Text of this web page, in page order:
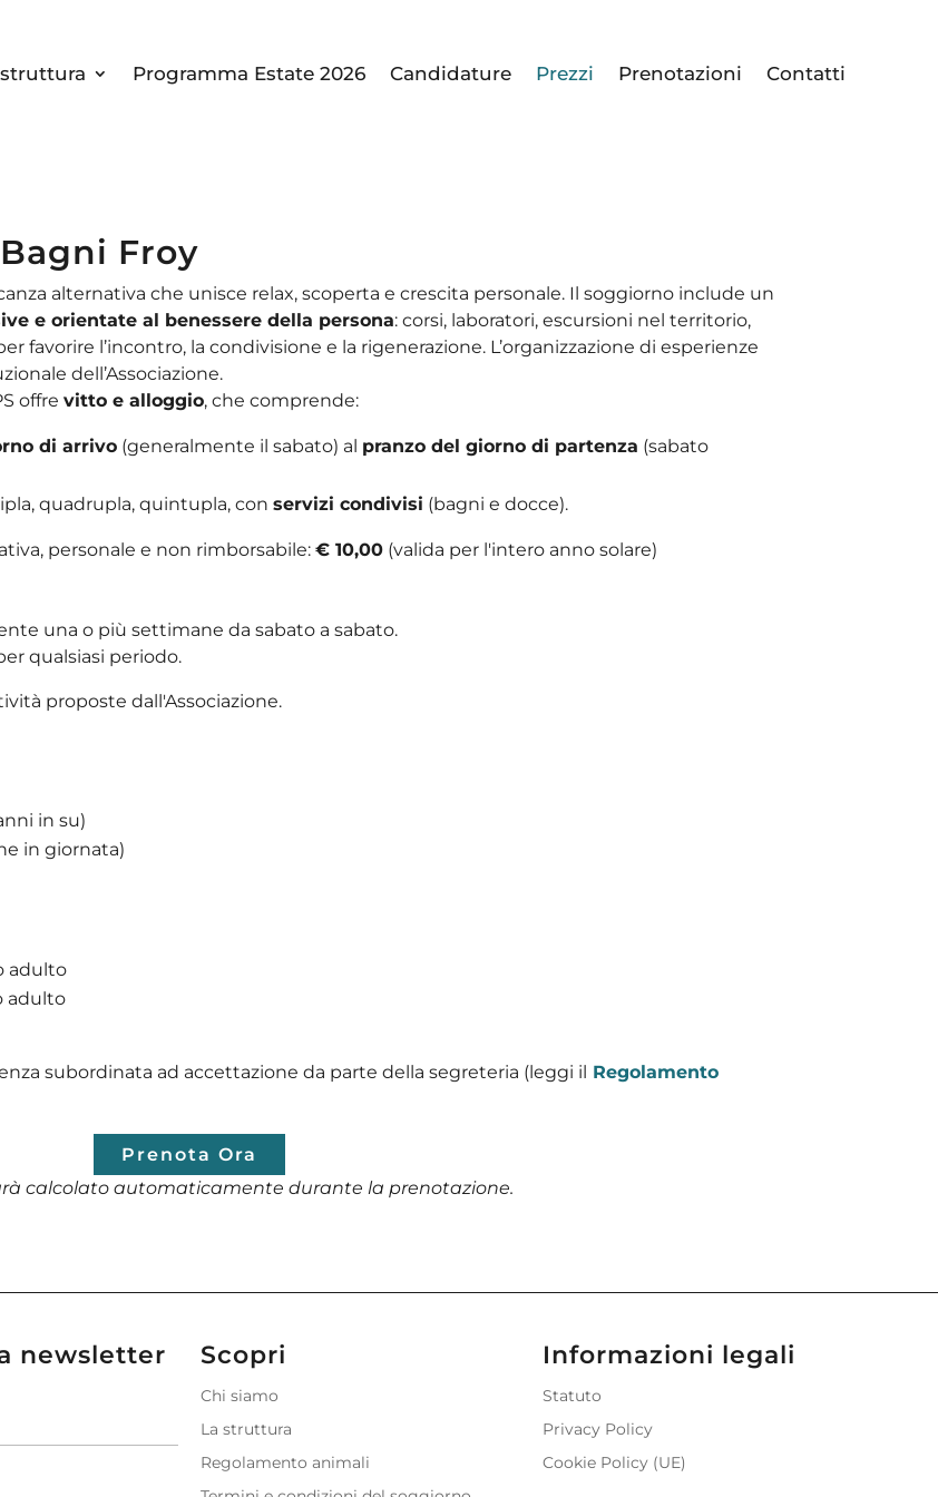
Programma Estate 2026 Candidature Prezzi Prenotazioni Contatti
Froy
alternativa che unisce relax, scoperta e crescita personale. Il soggiorno include un
e orientate al benessere della persona: corsi, laboratori, escursioni nel territorio,
l’incontro, la condivisione e la rigenerazione. L’organizzazione di esperienze
dell’Associazione.
offrevitto e alloggio, che comprende:
di arrivo (generalmente il sabato) al pranzo del giorno di partenza (sabato
quadrupla, quintupla, conservizi condivisi (bagni e docce).
personale e non rimborsabile:€ 10,00 (valida per l'intero anno solare)
una o più settimane da sabato a sabato.
qualsiasi periodo.
proposte dall'Associazione.
in su)
in giornata)
adulto
adulto
subordinata ad accettazione da parte della segreteria (leggi il Regolamento
Prenota Ora
calcolato automaticamente durante la prenotazione.
newsletter Scopri
Chi siamo
La struttura
Regolamento animali
Informazioni legali
Statuto
Privacy Policy
Cookie Policy (UE)